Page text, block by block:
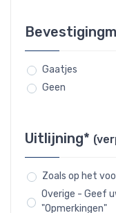
Gaatjes
Geen
Uitlijning*
Zoals op het
Overige - Geef
"Opmerkingen"